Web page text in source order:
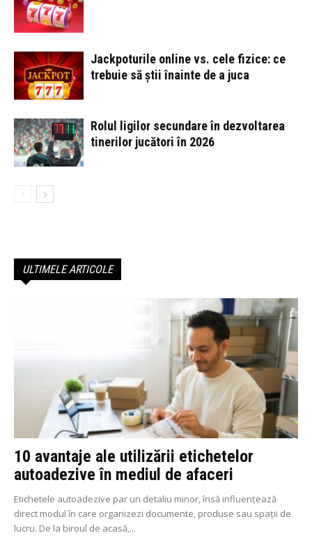
Jackpoturile online vs. cele fizice: ce
trebuie să știi înainte de a juca
Rolul ligilor secundare în dezvoltarea
tinerilor jucători în 2026
ULTIMELE ARTICOLE
10 avantaje ale utilizării etichetelor
autoadezive în mediul de afaceri
Etichetele autoadezive par un detaliu minor, însă influențează
direct modul în care organizezi documente, produse sau spații de
lucru. De la biroul de acasă,...